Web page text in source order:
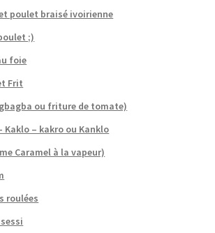
poulet braisé ivoirienne
;)
foie
Frit
ou friture de tomate)
Kaklo – kakro ou Kanklo
Caramel à la vapeur)
roulées